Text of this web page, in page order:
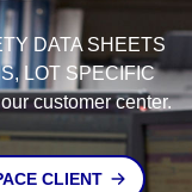
DATA SHEETS
LOT SPECIFIC
customer center.
CLIENT